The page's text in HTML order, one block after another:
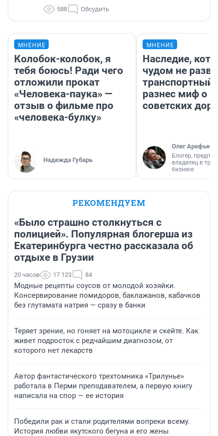
588 Обсудить
МНЕНИЕ
Колобок-колобок, я
тебя боюсь! Ради чего
отложили прокат
«Человека-паука» —
отзыв о фильме про
«человека-булку»
Надежда Губарь
МНЕНИЕ
Наследие,
чудом не
транспортный
разнес миф о
советских
Олег Арефьев
Блогер,
владелец в
бизнесе
РЕКОМЕНДУЕМ
«Было страшно столкнуться с
полицией». Популярная блогерша из
Екатеринбурга честно рассказала об
отдыхе в Грузии
20 часов 17 123 84
Модные рецепты соусов от молодой хозяйки.
Консервирование помидоров, баклажанов, кабачков
без глутамата натрия — сразу в банки
Теряет зрение, но гоняет на мотоцикле и скейте. Как
живет подросток с редчайшим диагнозом, от
которого нет лекарств
Автор фантастического трехтомника «Трилунье»
работала в Перми преподавателем, а первую книгу
написала на спор — ее история
Победили рак и стали родителями вопреки всему.
История любви якутского бегуна и его жены